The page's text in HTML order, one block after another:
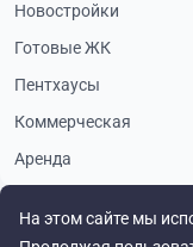
На этом сайте мы
Новостройки
Готовые ЖК
Пентхаусы
Коммерческая
Аренда